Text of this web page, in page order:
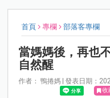
首頁 專欄 部落客專欄
當媽媽後，再也
自然醒
作者： 鴨捲媽 | 發表日期：
收